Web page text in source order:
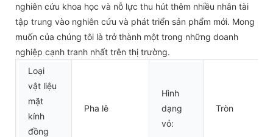
nghiên cứu khoa học và nỗ lực thu hút thêm nhiều nhân tài
tập trung vào nghiên cứu và phát triển sản phẩm mới. Mong
muốn của chúng tôi là trở thành một trong những doanh
nghiệp cạnh tranh nhất trên thị trường.
Loại
vật liệu
mặt
kính
đồng
Pha lê
Hình
dạng
vỏ:
Tròn